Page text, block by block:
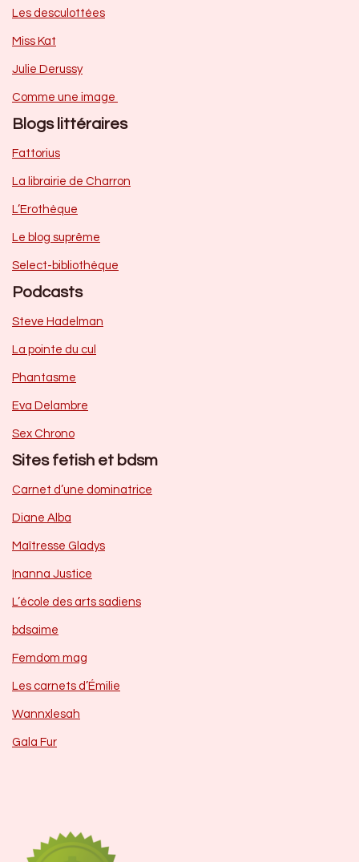
Les desculottées
Miss Kat
Julie Derussy
Comme une image
Blogs littéraires
Fattorius
La librairie de Charron
L’Erothèque
Le blog suprême
Select-bibliothèque
Podcasts
Steve Hadelman
La pointe du cul
Phantasme
Eva Delambre
Sex Chrono
Sites fetish et bdsm
Carnet d’une dominatrice
Diane Alba
Maîtresse Gladys
Inanna Justice
L’école des arts sadiens
bdsaime
Femdom mag
Les carnets d’Émilie
Wannxlesah
Gala Fur